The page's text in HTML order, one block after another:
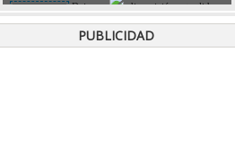
Dejamos a tu disposición este slide
que esta hecho solo con CSS, es muy
simple pero efectivo a la hora de
PUBLICIDAD